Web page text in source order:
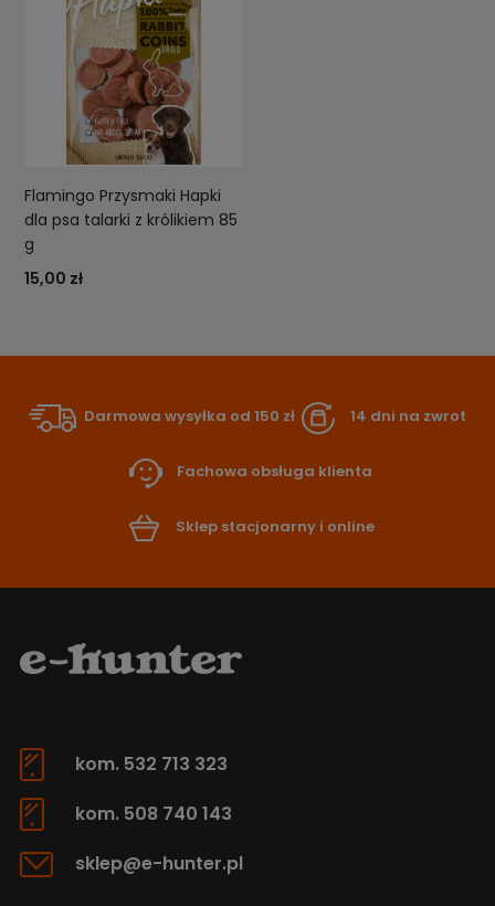
Flamingo Przysmaki Hapki
dla psa talarki z królikiem 85
g
15,00 zł
Darmowa wysyłka od 150 zł 14 dni na zwrot
Fachowa obsługa klienta
Sklep stacjonarny i online
kom. 532 713 323
kom. 508 740 143
sklep@e-hunter.pl